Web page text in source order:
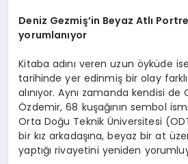
Deniz Gezmiş’in Beyaz Atlı
yorumlanıyor
Kitaba adını veren uzun öyküde
tarihinde yer edinmiş bir olay
alınıyor. Aynı zamanda kendisi de
Özdemir, 68 kuşağının sembol
Orta Doğu Teknik Üniversitesi
bir kız arkadaşına, beyaz bir at
yaptığı rivayetini yeniden